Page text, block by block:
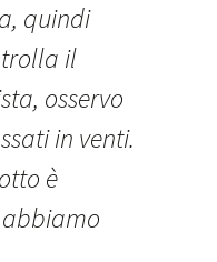
quindi
il
osservo
in venti.
è